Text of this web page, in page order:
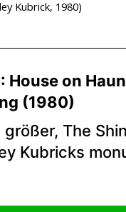
Kubrick, 1980)